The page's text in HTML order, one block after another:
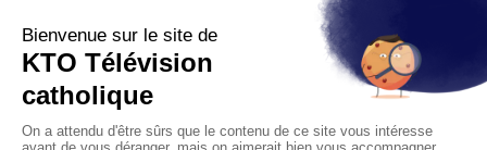
La visite pastorale du pape Léon
XIV à Assise à suivre sur KTO le
jeudi 6 août
Article